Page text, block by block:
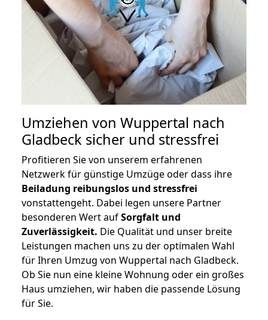
Umziehen von Wuppertal nach
Gladbeck sicher und stressfrei
Profitieren Sie von unserem erfahrenen
Netzwerk für günstige Umzüge oder dass ihre
Beiladung reibungslos und stressfrei
vonstattengeht. Dabei legen unsere Partner
besonderen Wert aufSorgfalt und
Zuverlässigkeit. Die Qualität und unser breite
Leistungen machen uns zu der optimalen Wahl
für Ihren Umzug von Wuppertal nach Gladbeck.
Ob Sie nun eine kleine Wohnung oder ein großes
Haus umziehen, wir haben die passende Lösung
für Sie.